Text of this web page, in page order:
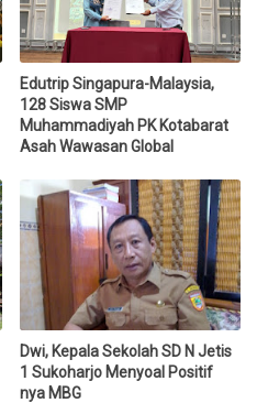
Edutrip Singapura-Malaysia,
128 Siswa SMP
Muhammadiyah PK Kotabarat
Asah Wawasan Global
Dwi, Kepala Sekolah SD N Jetis
1 Sukoharjo Menyoal Positif
nya MBG